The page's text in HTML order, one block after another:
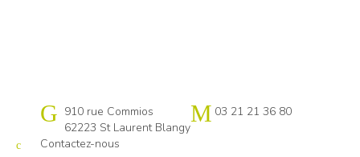
Cap emploi Pas-de-Calais centre
910 rue Commios
62223 St Laurent Blangy
03 21 21 36 80
Contactez-nous